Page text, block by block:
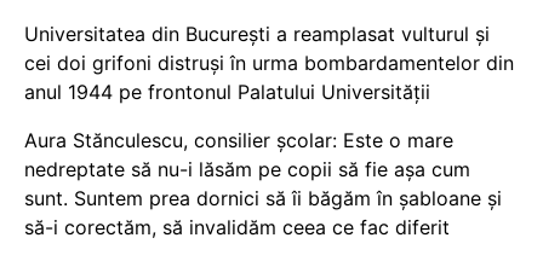
Universitatea din București a reamplasat vulturul și
cei doi grifoni distruși în urma bombardamentelor din
anul 1944 pe frontonul Palatului Universității
Aura Stănculescu, consilier școlar: Este o mare
nedreptate să nu-i lăsăm pe copii să fie așa cum
sunt. Suntem prea dornici să îi băgăm în șabloane și
să-i corectăm, să invalidăm ceea ce fac diferit